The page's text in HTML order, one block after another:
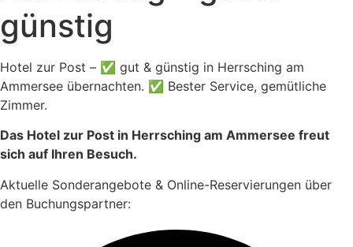
günstig
Hotel zur Post – ✅ gut & günstig in Herrsching am
Ammersee übernachten. ✅ Bester Service, gemütliche
Zimmer.
Das Hotel zur Post in Herrsching am Ammersee freut
sich auf Ihren Besuch.
Aktuelle Sonderangebote & Online-Reservierungen über
den Buchungspartner: